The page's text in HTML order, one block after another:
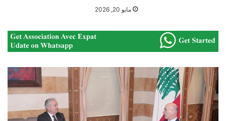
مايو 20, 2026